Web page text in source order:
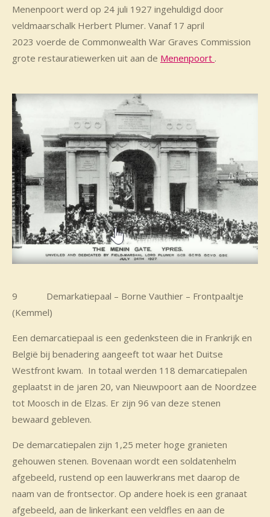
Menenpoort werd op 24 juli 1927 ingehuldigd door
veldmaarschalk Herbert Plumer. Vanaf 17 april
2023 voerde de Commonwealth War Graves Commission
grote restauratiewerken uit aan de Menenpoort .
9 Demarkatiepaal – Borne Vauthier – Frontpaaltje
(Kemmel)
Een demarcatiepaal is een gedenksteen die in Frankrijk en
België bij benadering aangeeft tot waar het Duitse
Westfront kwam. In totaal werden 118 demarcatiepalen
geplaatst in de jaren 20, van Nieuwpoort aan de Noordzee
tot Moosch in de Elzas. Er zijn 96 van deze stenen
bewaard gebleven.
De demarcatiepalen zijn 1,25 meter hoge granieten
gehouwen stenen. Bovenaan wordt een soldatenhelm
afgebeeld, rustend op een lauwerkrans met daarop de
naam van de frontsector. Op andere hoek is een granaat
afgebeeld, aan de linkerkant een veldfles en aan de